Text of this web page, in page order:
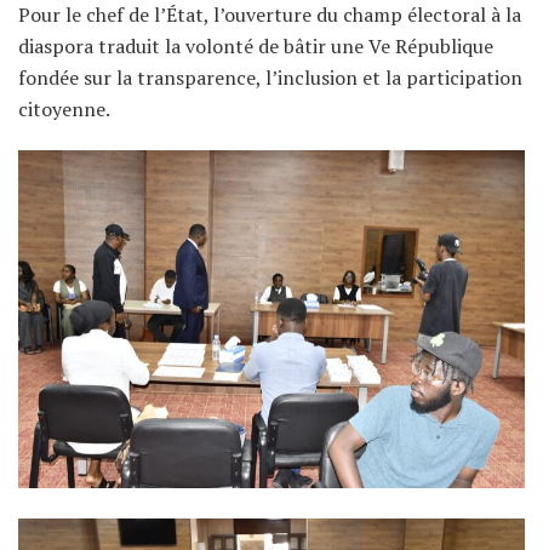
Pour le chef de l’État, l’ouverture du champ électoral à la
diaspora traduit la volonté de bâtir une Ve République
fondée sur la transparence, l’inclusion et la participation
citoyenne.